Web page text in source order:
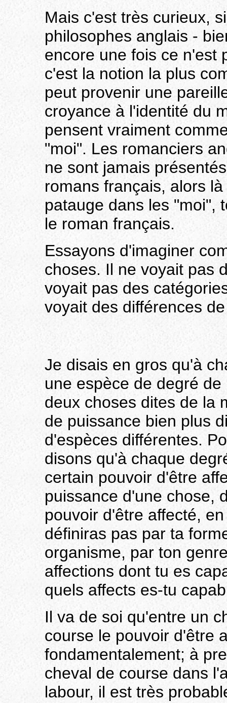
Mais c'est très curieux,
philosophes anglais -
encore une fois ce n'est
c'est la notion la plus
peut provenir une
croyance à l'identité du
pensent vraiment
"moi". Les romanciers
ne sont jamais
romans français, alors
patauge dans les "moi",
le roman français.
Essayons d'imaginer
choses. Il ne voyait pas
voyait pas des
voyait des différences
Je disais en gros qu'à
une espèce de degré
deux choses dites de la
de puissance bien plus
d'espèces différentes.
disons qu'à chaque
certain pouvoir d'être
puissance d'une chose,
pouvoir d'être affecté,
définiras pas par ta
organisme, par ton
affections dont tu es
quels affects es-tu
Il va de soi qu'entre un
course le pouvoir d'être
fondamentalement; à
cheval de course dans
labour, il est très